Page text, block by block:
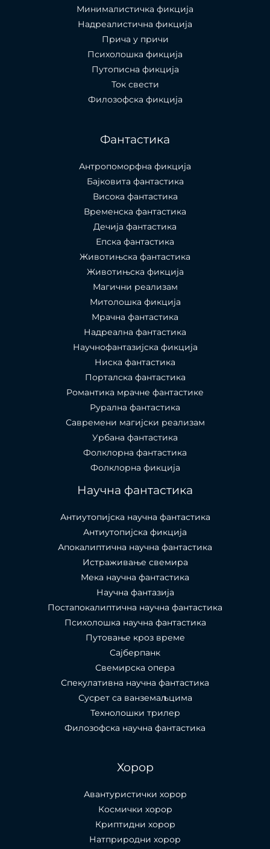
Минималистичка фикција
Надреалистична фикција
Прича у причи
Психолошкa фикција
Путописна фикција
Ток свести
Филозофска фикција
Фантастика
Антропоморфна фикција
Бајковита фантастика
Висока фантастика
Временска фантастика
Дечија фантастика
Епска фантастика
Животињска фантастика
Животињска фикција
Магични реализам
Митолошка фикција
Мрачна фантастика
Надреална фантастика
Научнофантазијска фикција
Ниска фантастика
Порталска фантастика​
Романтика мрачне фантастике
Рурална фантастика
Савремени магијски реализам
Урбана фантастика
Фолклорна фантастика
Фолклорна фикција
Научна фантастика
Антиутопијска научна фантастика
Антиутопијска фикција
Апокалиптична научна фантастика
Истраживање свемира
Мека научна фантастика
Научна фантазија
Постапокалиптична научна фантастика
Психолошка научна фантастика
Путовање кроз време
Сајберпанк
Свемирска опера
Спекулативна научна фантастика
Сусрет са ванземаљцима
Технолошки трилер
Филозофска научна фантастика
Хорор
Авантуристички хорор
Космички хорор
Криптидни хорор
Натприродни хорор